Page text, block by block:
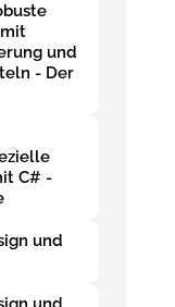
und
- Der
C# -
und